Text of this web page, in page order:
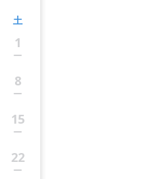
土
1
8
15
22